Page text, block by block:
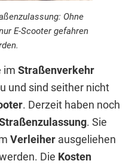
Ohne
E-Scooter gefahren
im Straßenverkehr
und sind seither nicht
. Derzeit haben noch
. Sie
Verleiher ausgeliehen
Die Kosten